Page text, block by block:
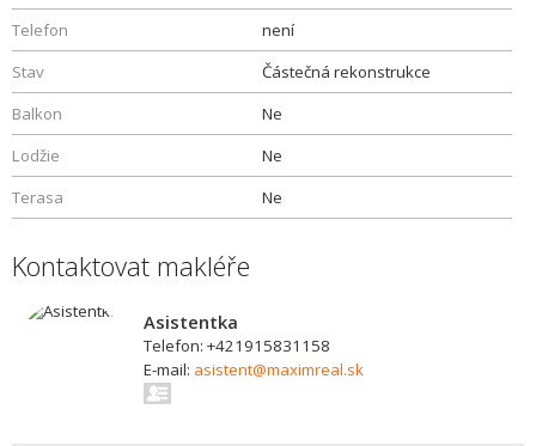
Telefon
není
Stav
Částečná rekonstrukce
Balkon
Ne
Lodžie
Ne
Terasa
Ne
Kontaktovat makléře
Asistentka
Telefon: +421915831158
E-mail: asistent@maximreal.sk